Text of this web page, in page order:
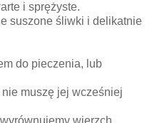
i sprężyste.
suszone śliwki i delikatnie
do pieczenia, lub
muszę jej wcześniej